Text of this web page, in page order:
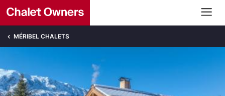
MÉRIBEL CHALETS